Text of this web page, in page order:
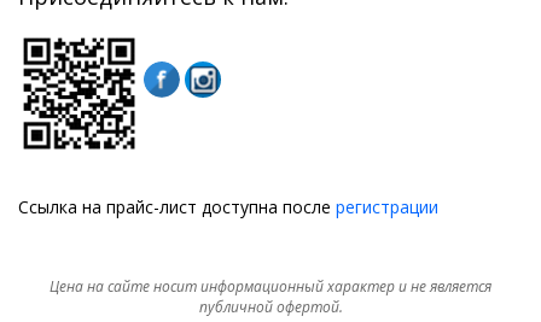
Ссылка на прайс-лист доступна после регистрации
Цена на сайте носит информационный характер и не является
публичной офертой.